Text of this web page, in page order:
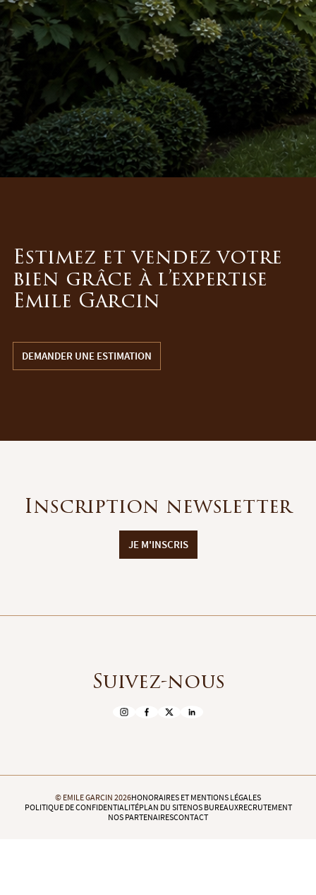
Estimez et vendez votre
bien grâce à l’expertise
Emile Garcin
DEMANDER UNE ESTIMATION
Inscription newsletter
JE M'INSCRIS
Suivez-nous
© EMILE GARCIN 2026HONORAIRES ET MENTIONS LÉGALES
POLITIQUE DE CONFIDENTIALITÉPLAN DU SITENOS BUREAUXRECRUTEMENT
NOS PARTENAIRESCONTACT